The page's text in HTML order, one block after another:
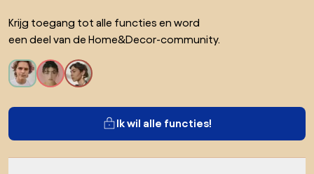
Krijg toegang tot alle functies en word
een deel van de Home&Decor-community.
Ik wil alle functies!